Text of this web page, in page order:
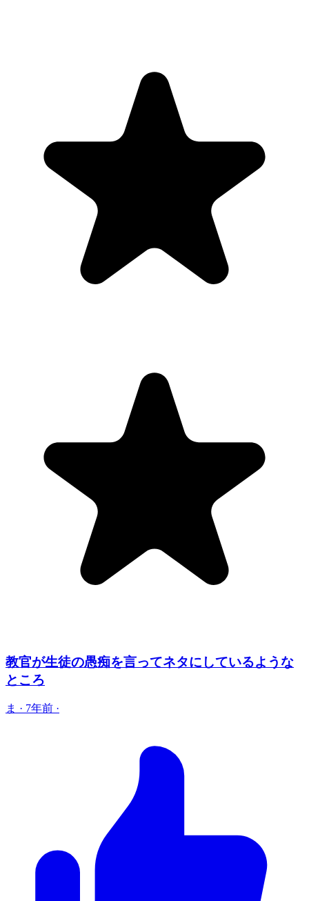
教官が生徒の愚痴を言ってネタにしているような
ところ
ま · 7年前 ·